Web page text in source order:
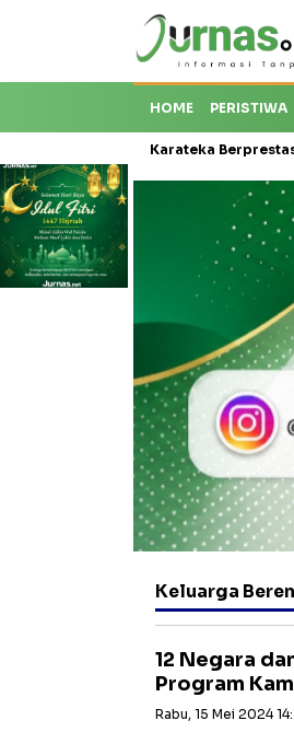
HOME PERISTIWA
Krisis Karateka Berprestasi,
Keluarga
12 Negara
Program
Rabu, 15 Mei 2024